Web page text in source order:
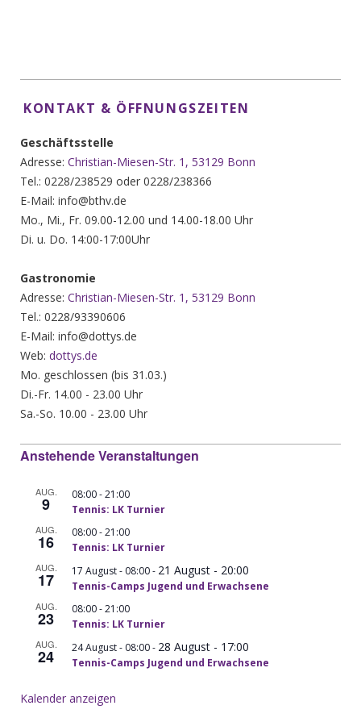
KONTAKT & ÖFFNUNGSZEITEN
Geschäftsstelle
Adresse: Christian-Miesen-Str. 1, 53129 Bonn
Tel.: 0228/238529 oder 0228/238366
E-Mail: info@bthv.de
Mo., Mi., Fr. 09.00-12.00 und 14.00-18.00 Uhr
Di. u. Do. 14:00-17:00Uhr
Gastronomie
Adresse: Christian-Miesen-Str. 1, 53129 Bonn
Tel.: 0228/93390606
E-Mail: info@dottys.de
Web: dottys.de
Mo. geschlossen (bis 31.03.)
Di.-Fr. 14.00 - 23.00 Uhr
Sa.-So. 10.00 - 23.00 Uhr
Anstehende Veranstaltungen
AUG.
9 08:00-21:00
Tennis: LK Turnier
AUG.
16 08:00-21:00
Tennis: LK Turnier
AUG.
17 17 August - 08:00- 21 August - 20:00
Tennis-Camps Jugend und Erwachsene
AUG.
23 08:00-21:00
Tennis: LK Turnier
AUG.
24 24 August - 08:00- 28 August - 17:00
Tennis-Camps Jugend und Erwachsene
Kalender anzeigen